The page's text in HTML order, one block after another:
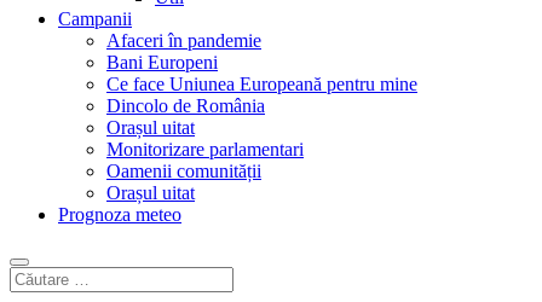
Campanii
Afaceri în pandemie
Bani Europeni
Ce face Uniunea Europeană pentru mine
Dincolo de România
Orașul uitat
Monitorizare parlamentari
Oamenii comunității
Orașul uitat
Prognoza meteo